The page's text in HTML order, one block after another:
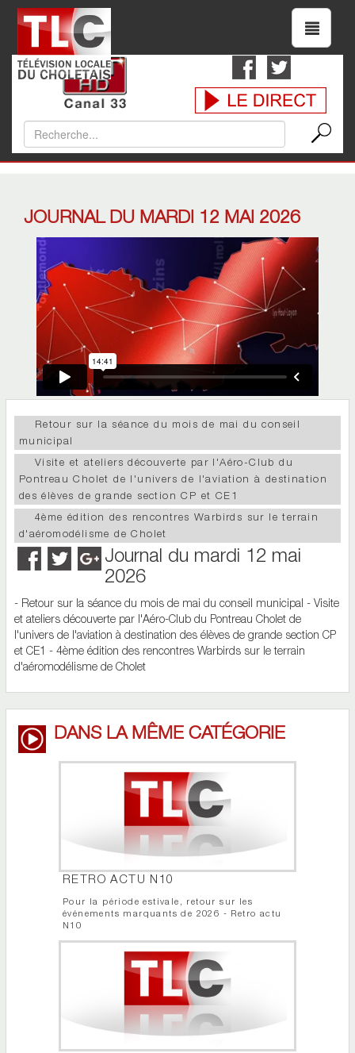
JOURNAL DU MARDI 12 MAI 2026
Retour sur la séance du mois de mai du conseil
municipal
Visite et ateliers découverte par l'Aéro-Club du
Pontreau Cholet de l'univers de l'aviation à destination
des élèves de grande section CP et CE1
4ème édition des rencontres Warbirds sur le terrain
d'aéromodélisme de Cholet
Journal du mardi 12 mai
2026
- Retour sur la séance du mois de mai du conseil municipal - Visite
et ateliers découverte par l'Aéro-Club du Pontreau Cholet de
l'univers de l'aviation à destination des élèves de grande section CP
et CE1 - 4ème édition des rencontres Warbirds sur le terrain
d'aéromodélisme de Cholet
DANS LA MÊME CATÉGORIE
RETRO ACTU N10
Pour la période estivale, retour sur les
événements marquants de 2026 - Retro actu
N10